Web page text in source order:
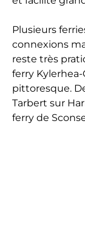
Plusieurs
connexions
reste très
ferry
pittoresque.
Tarbert sur
ferry de